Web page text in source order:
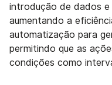
introdução de dados
aumentando a
automatização para
permitindo que as
condições como